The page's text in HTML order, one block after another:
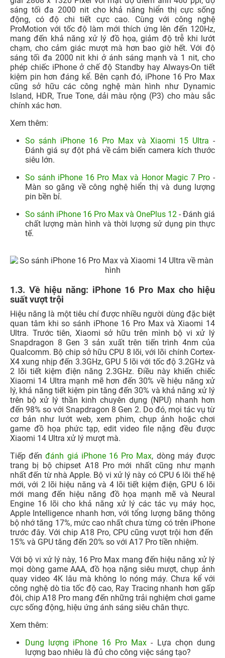
sáng tối đa 2000 nit cho khả năng hiển thị cực sống
động, có độ chi tiết cực cao. Cùng với công nghệ
ProMotion với tốc độ làm mới thích ứng lên đến 120Hz,
mang đến khả năng xử lý đồ họa, giảm độ trễ khi lướt
chạm, cho cảm giác mượt mà hơn bao giờ hết. Với độ
sáng tối đa 2000 nit khi ở ánh sáng mạnh và 1 nit, cho
phép chiếc iPhone ở chế độ Standby hay Always-On tiết
kiệm pin hơn đáng kể. Bên cạnh đó, iPhone 16 Pro Max
cũng sở hữu các công nghệ màn hình như Dynamic
Island, HDR, True Tone, dải màu rộng (P3) cho màu sắc
chính xác hơn.
Xem thêm:
So sánh iPhone 16 Pro Max và Xiaomi 15 Ultra -
Đánh giá sự đột phá về cảm biến camera kích thước
siêu lớn.
So sánh iPhone 16 Pro Max và Honor Magic 7 Pro -
Màn so găng về công nghệ hiển thị và dung lượng
pin bền bỉ.
So sánh iPhone 16 Pro Max và OnePlus 12 - Đánh giá
chất lượng màn hình và thời lượng sử dụng pin thực
tế.
1.3. Về hiệu năng: iPhone 16 Pro Max cho hiệu
suất vượt trội
Hiệu năng là một tiêu chí được nhiều người dùng đặc biệt
quan tâm khi so sánh iPhone 16 Pro Max và Xiaomi 14
Ultra. Trước tiên, Xiaomi sở hữu trên mình bộ vi xử lý
Snapdragon 8 Gen 3 sản xuất trên tiến trình 4nm của
Qualcomm. Bộ chip sở hữu CPU 8 lõi, với lõi chính Cortex-
X4 xung nhịp đến 3.3GHz, GPU 5 lõi với tốc độ 3.2GHz và
2 lõi tiết kiệm điện năng 2.3GHz. Điều này khiến chiếc
Xiaomi 14 Ultra mạnh mẽ hơn đến 30% về hiệu năng xử
lý, khả năng tiết kiệm pin tăng đến 30% và khả năng xử lý
trên bộ xử lý thần kinh chuyên dụng (NPU) nhanh hơn
đến 98% so với Snapdragon 8 Gen 2. Do đó, mọi tác vụ từ
cơ bản như lướt web, xem phim, chụp ảnh hoặc chơi
game đồ họa phức tạp, edit video file nặng đều được
Xiaomi 14 Ultra xử lý mượt mà.
Tiếp đếnđánh giá iPhone 16 Pro Max, dòng máy được
trang bị bộ chipset A18 Pro mới nhất cũng như mạnh
nhất đến từ nhà Apple. Bộ vi xử lý này có CPU 6 lõi thế hệ
mới, với 2 lõi hiệu năng và 4 lõi tiết kiệm điện, GPU 6 lõi
mới mang đến hiệu năng đồ họa mạnh mẽ và Neural
Engine 16 lõi cho khả năng xử lý các tác vụ máy học,
Apple Intelligence nhanh hơn, với tổng lượng băng thông
bộ nhớ tăng 17%, mức cao nhất chưa từng có trên iPhone
trước đây. Với chip A18 Pro, CPU cũng vượt trội hơn đến
15% và GPU tăng đến 20% so với A17 Pro tiền nhiệm.
Với bộ vi xử lý này, 16 Pro Max mang đến hiệu năng xử lý
mọi dòng game AAA, đồ họa nặng siêu mượt, chụp ảnh
quay video 4K lâu mà không lo nóng máy. Chưa kể với
công nghệ dò tia tốc độ cao, Ray Tracing nhanh hơn gấp
đôi, chip A18 Pro mang đến những trải nghiệm chơi game
cực sống động, hiệu ứng ánh sáng siêu chân thực.
Xem thêm:
Dung lượng iPhone 16 Pro Max - Lựa chọn dung
lượng bao nhiêu là đủ cho công việc sáng tạo?